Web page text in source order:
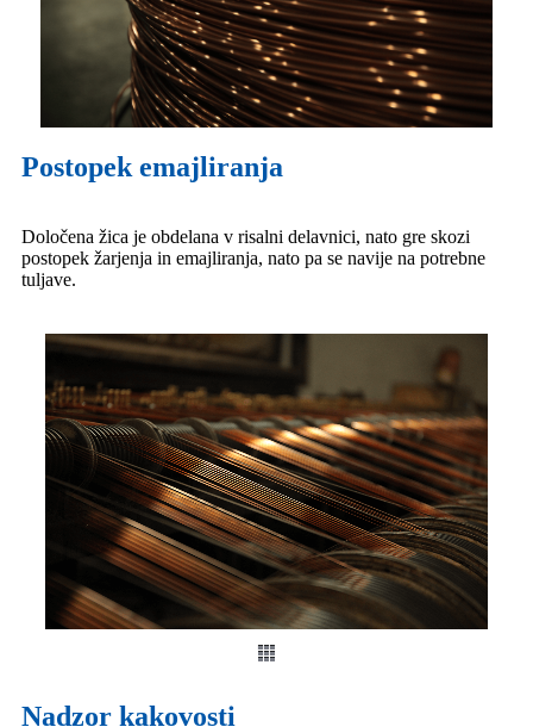
Postopek emajliranja
Določena žica je obdelana v risalni delavnici, nato gre skozi
postopek žarjenja in emajliranja, nato pa se navije na potrebne
tuljave.
Nadzor kakovosti